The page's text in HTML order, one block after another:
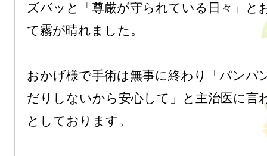
ズバッと「尊厳が守られている日々」と
て霧が晴れました。
おかげ様で手術は無事に終わり「パンパ
だりしないから安心して」と主治医に言
としております。